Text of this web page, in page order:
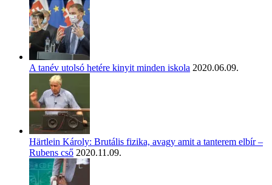
A tanév utolsó hetére kinyit minden iskola 2020.06.09.
Härtlein Károly: Brutális fizika, avagy amit a tanterem elbír –
Rubens cső 2020.11.09.